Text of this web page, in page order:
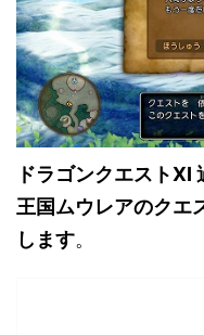
ドラゴンクエストXI
王国ムウレアのクエ
します。